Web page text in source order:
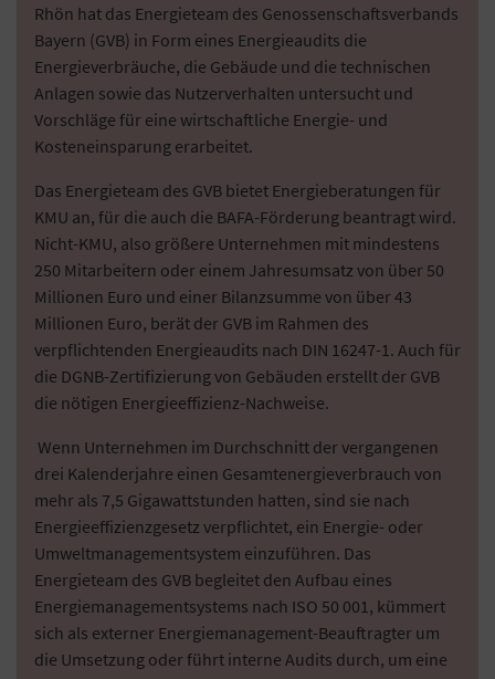
Rhön hat das Energieteam des Genossenschaftsverbands
Bayern (GVB) in Form eines Energieaudits die
Energieverbräuche, die Gebäude und die technischen
Anlagen sowie das Nutzerverhalten untersucht und
Vorschläge für eine wirtschaftliche Energie- und
Kosteneinsparung erarbeitet.
Das Energieteam des GVB bietet Energieberatungen für
KMU an, für die auch die BAFA-Förderung beantragt wird.
Nicht-KMU, also größere Unternehmen mit mindestens
250 Mitarbeitern oder einem Jahresumsatz von über 50
Millionen Euro und einer Bilanzsumme von über 43
Millionen Euro, berät der GVB im Rahmen des
verpflichtenden Energieaudits nach DIN 16247-1. Auch für
die DGNB-Zertifizierung von Gebäuden erstellt der GVB
die nötigen Energieeffizienz-Nachweise.
Wenn Unternehmen im Durchschnitt der vergangenen
drei Kalenderjahre einen Gesamtenergieverbrauch von
mehr als 7,5 Gigawattstunden hatten, sind sie nach
Energieeffizienzgesetz verpflichtet, ein Energie- oder
Umweltmanagementsystem einzuführen. Das
Energieteam des GVB begleitet den Aufbau eines
Energiemanagementsystems nach ISO 50 001, kümmert
sich als externer Energiemanagement-Beauftragter um
die Umsetzung oder führt interne Audits durch, um eine